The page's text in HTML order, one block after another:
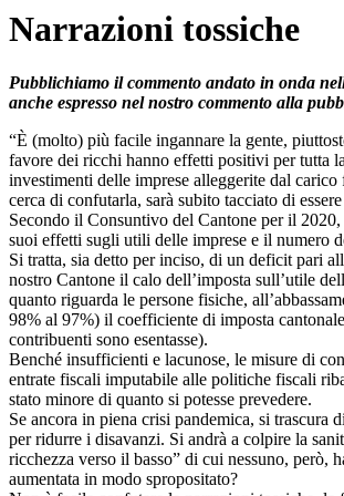
Narrazioni tossiche
Pubblichiamo il commento andato in onda
anche espresso nel nostro commento alla
“È (molto) più facile ingannare la gente,
favore dei ricchi hanno effetti positivi per tutta
investimenti delle imprese alleggerite dal carico
cerca di confutarla, sarà subito tacciato di
Secondo il Consuntivo del Cantone per il
suoi effetti sugli utili delle imprese e il numero
Si tratta, sia detto per inciso, di un deficit pari
nostro Cantone il calo dell’imposta sull’utile
quanto riguarda le persone fisiche,
98% al 97%) il coefficiente di imposta
contribuenti sono esentasse).
Benché insufficienti e lacunose, le misure di
entrate fiscali imputabile alle politiche fiscali
stato minore di quanto si potesse prevedere.
Se ancora in piena crisi pandemica, si trascura
per ridurre i disavanzi. Si andrà a colpire la
ricchezza verso il basso” di cui nessuno, però,
aumentata in modo spropositato?